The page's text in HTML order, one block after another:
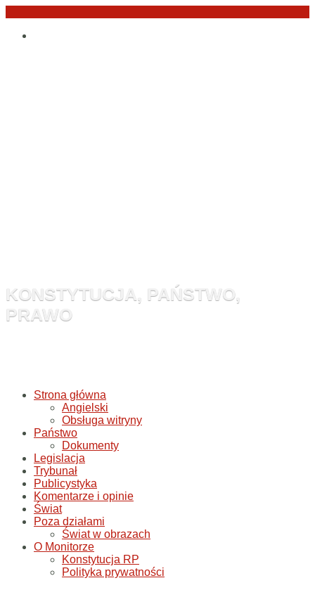
Przejdź
KONSTYTUCJA, PAŃSTWO,
PRAWO
Strona główna
Angielski
Obsługa witryny
Państwo
Dokumenty
Legislacja
Trybunał
Publicystyka
Komentarze i opinie
Świat
Poza działami
Świat w obrazach
O Monitorze
Konstytucja RP
Polityka prywatności